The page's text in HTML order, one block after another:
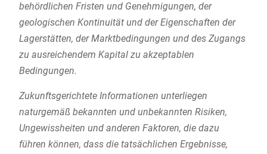
behördlichen Fristen und Genehmigungen, der
geologischen Kontinuität und der Eigenschaften der
Lagerstätten, der Marktbedingungen und des Zugangs
zu ausreichendem Kapital zu akzeptablen
Bedingungen.
Zukunftsgerichtete Informationen unterliegen
naturgemäß bekannten und unbekannten Risiken,
Ungewissheiten und anderen Faktoren, die dazu
führen können, dass die tatsächlichen Ergebnisse,